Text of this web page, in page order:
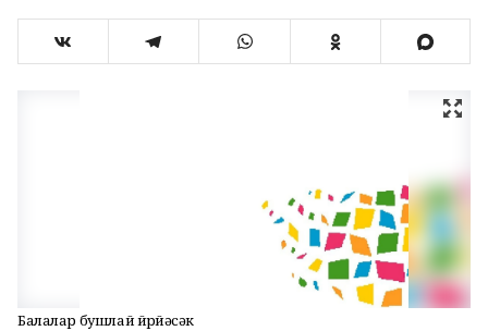
Балалар бушлай йөрөйәсәк